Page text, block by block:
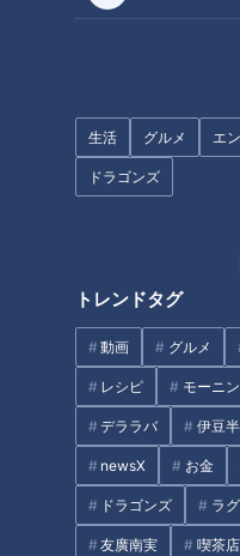
生活 グルメ エ
ドラゴンズ
トレンドタグ
動画 グルメ
レシピ モーニ
デララバ 伊豆
newsX お金
ドラゴンズ ラ
友廣南実 喫茶店
取材拒否の名店にテレビ初取
材！？ふわモチの絶品スイー
とは？熱田区の感動グルメ＆
ポット3選
健康や睡眠が気になる。人気
集めるカフェインレス商品